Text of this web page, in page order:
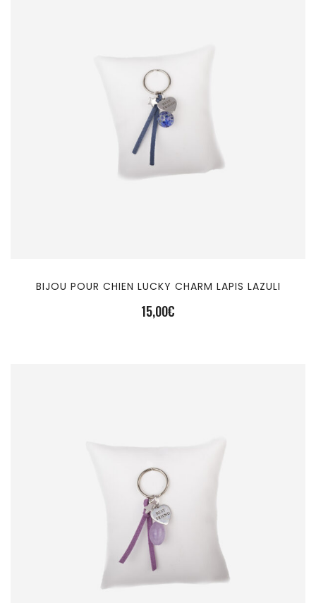
BIJOU POUR CHIEN LUCKY CHARM LAPIS LAZULI
15,00€